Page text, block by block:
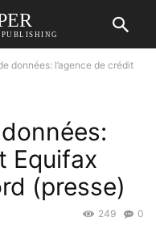
données: l’agence de crédit
Equifax
(presse)
0
249